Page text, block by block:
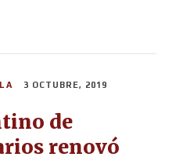
3 OCTUBRE, 2019
de
renovó